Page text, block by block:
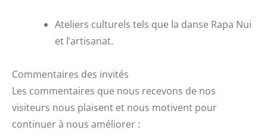
Ateliers culturels tels que la danse Rapa Nui
et l’artisanat.
Commentaires des invités
Les commentaires que nous recevons de nos
visiteurs nous plaisent et nous motivent pour
continuer à nous améliorer :